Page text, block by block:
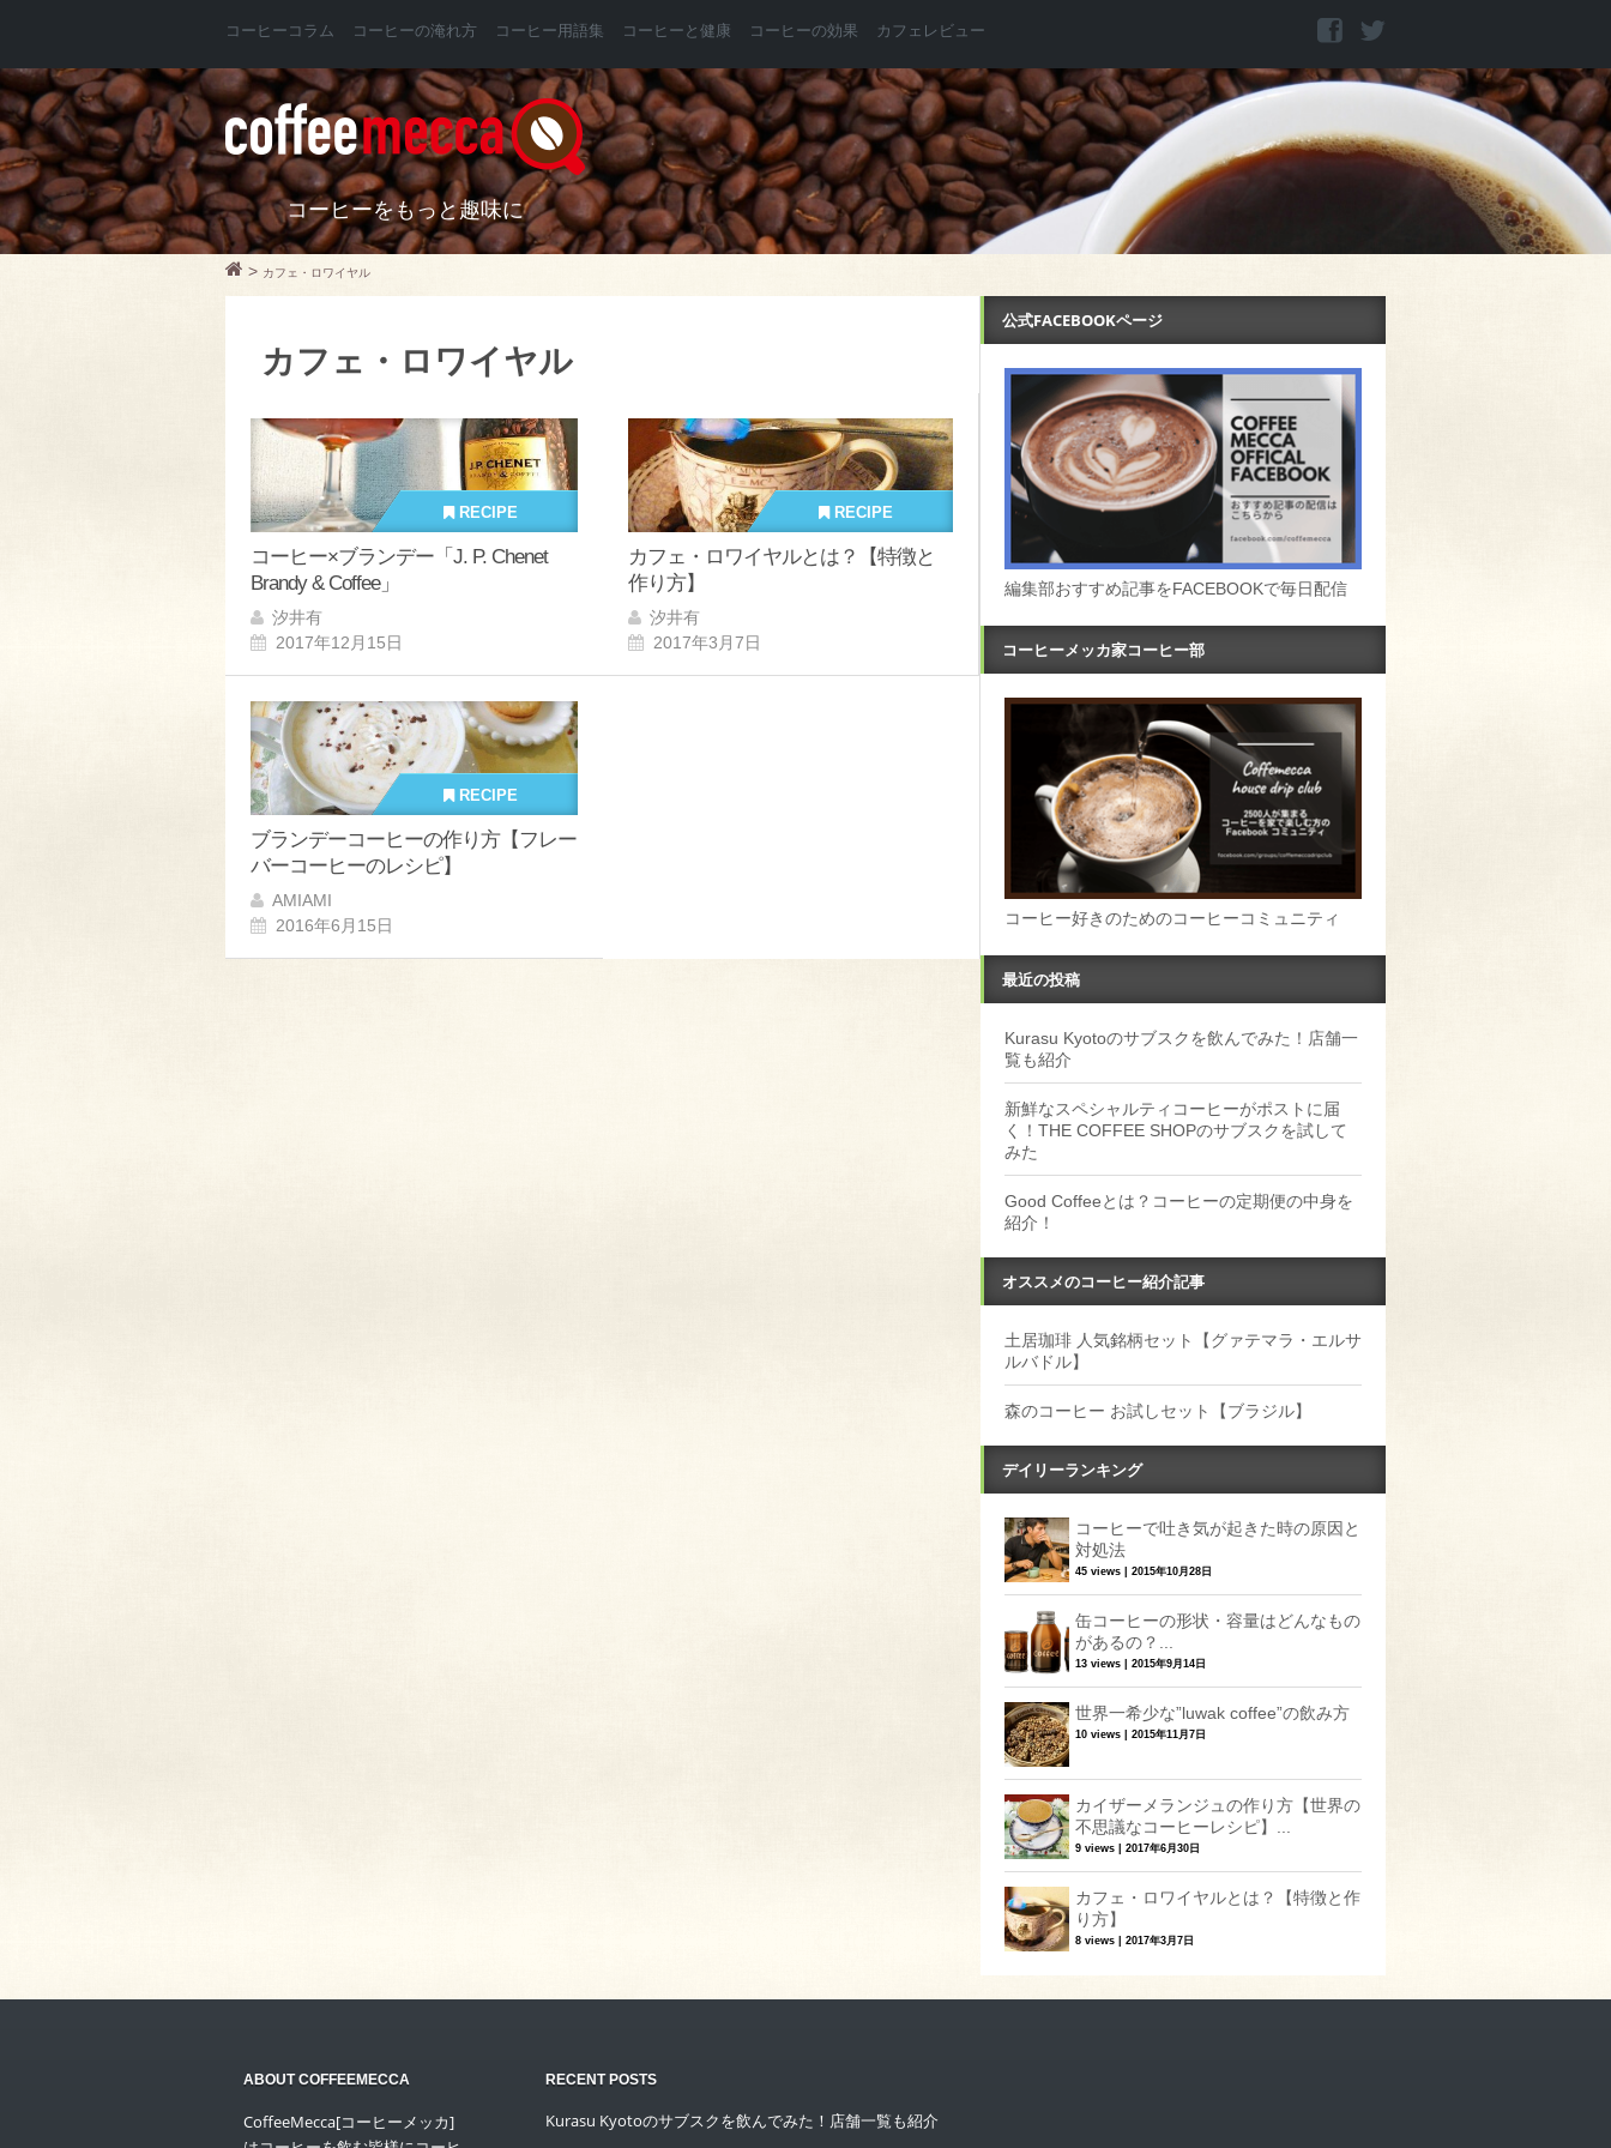
コーヒーコラム コーヒーの淹れ方 コーヒー用語集 コーヒーと健康 コーヒーの効果 カフェレビュー
コーヒーをもっと趣味に
> カフェ・ロワイヤル
カフェ・ロワイヤル
RECIPE
コーヒー×ブランデー「J. P. Chenet
Brandy & Coffee」
汐井有
2017年12月15日
RECIPE
カフェ・ロワイヤルとは？【特徴と
作り方】
汐井有
2017年3月7日
RECIPE
ブランデーコーヒーの作り方【フレー
バーコーヒーのレシピ】
AMIAMI
2016年6月15日
公式FACEBOOKページ
編集部おすすめ記事をFACEBOOKで毎日配信
コーヒーメッカ家コーヒー部
コーヒー好きのためのコーヒーコミュニティ
最近の投稿
Kurasu Kyotoのサブスクを飲んでみた！店舗一
覧も紹介
新鮮なスペシャルティコーヒーがポストに届
く！THE COFFEE SHOPのサブスクを試して
みた
Good Coffeeとは？コーヒーの定期便の中身を
紹介！
オススメのコーヒー紹介記事
土居珈琲 人気銘柄セット【グァテマラ・エルサ
ルバドル】
森のコーヒー お試しセット【ブラジル】
デイリーランキング
コーヒーで吐き気が起きた時の原因と
対処法
45 views 2015年10月28日
缶コーヒーの形状・容量はどんなもの
があるの？...
13 views 2015年9月14日
世界一希少な”luwak coffee”の飲み方
10 views 2015年11月7日
カイザーメランジュの作り方【世界の
不思議なコーヒーレシピ】...
9 views 2017年6月30日
カフェ・ロワイヤルとは？【特徴と作
り方】
8 views 2017年3月7日
ABOUT COFFEEMECCA
CoffeeMecca[コーヒーメッカ]
RECENT POSTS
Kurasu Kyotoのサブスクを飲んでみた！店舗一覧も紹介